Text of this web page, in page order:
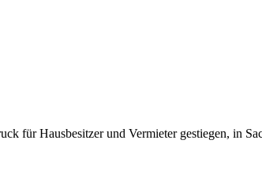
für Hausbesitzer und Vermieter gestiegen, in